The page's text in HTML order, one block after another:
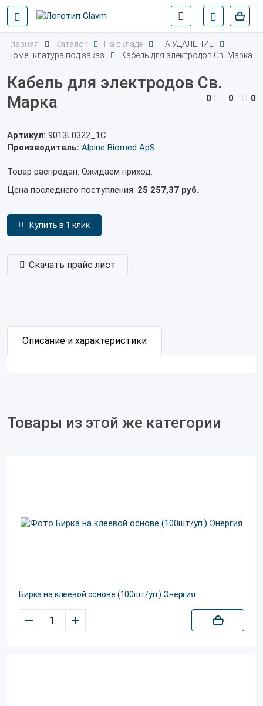
Главная Каталог На складе
НА УДАЛЕНИЕ
Номенклатура под заказ
Кабель для электродов Св. Марка
Кабель для электродов Св.
Марка
0 0 0
Артикул: 9013L0322_1С
Производитель: Alpine Biomed ApS
Товар распродан. Ожидаем приход.
Цена последнего поступления: 25 257,37 руб.
Купить в 1 клик
Скачать прайс лист
Описание и характеристики
Товары из этой же категории
Бирка на клеевой основе (100шт/уп.) Энергия
– +